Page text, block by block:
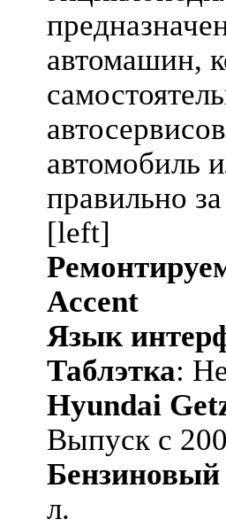
автомашин,
автомобиль
правильно
[left]
Accent
Язык
Таблэтка:
Hyundai
Выпуск с
Бензиновый
л.